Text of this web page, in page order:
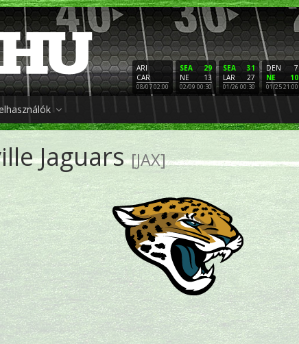
ARI
CAR
08/07 02:00
29
SEA
13
NE
02/09 00:30
31
SEA
27
LAR
01/26 00:30
7
DEN
10
NE
01/25 21:00
Jaguars[JAX]